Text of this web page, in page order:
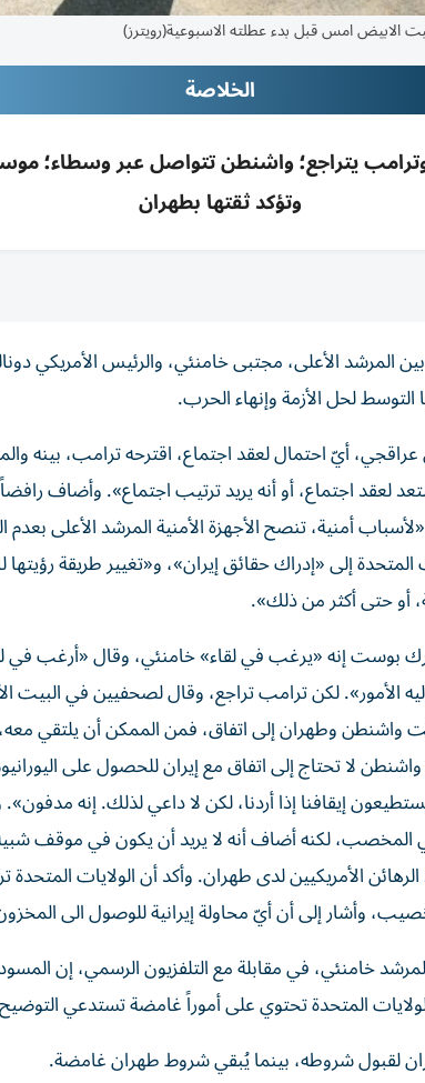
الابيض امس قبل بدء عطلته الاسبوعية(رويترز)
الخلاصة
يتراجع؛ واشنطن تتواصل عبر وسطاء؛
وتؤكد ثقتها بطهران
المرشد الأعلى، مجتبى خامنئي، والرئيس الأمريكي
لحل الأزمة وإنهاء الحرب.
عراقجي، أيّ احتمال لعقد اجتماع، اقترحه ترامب، بينه
لعقد اجتماع، أو أنه يريد ترتيب اجتماع». وأضاف
أمنية، تنصح الأجهزة الأمنية المرشد الأعلى بعدم
إلى «إدراك حقائق إيران»، و«تغيير طريقة
أو حتى أكثر من ذلك».
بوست إنه «يرغب في لقاء» خامنئي، وقال «أرغب في
الأمور». لكن ترامب تراجع، وقال لصحفيين في البيت
واشنطن وطهران ‌إلى اتفاق، ‌فمن الممكن أن يلتقي
لا تحتاج إلى اتفاق مع ‌إيران للحصول على
إيقافنا إذا أردنا، ‌لكن لا داعي لذلك. إنه
المخصب، لكنه أضاف أنه لا يريد أن يكون في موقف
الأمريكيين لدى طهران. وأكد أن الولايات المتحدة
وأشار إلى أن أيّ محاولة إيرانية للوصول الى
خامنئي، ‌في مقابلة مع ‌التلفزيون الرسمي، إن المسودة
المتحدة تحتوي على أموراً غامضة تستدعي
لقبول شروطه، ‌بينما يُبقي شروط ‌طهران غامضة.